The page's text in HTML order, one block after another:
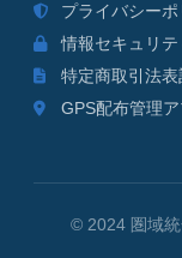
プライバシーポ
情報セキュリ
特定商取引法表
GPS配布管理ア
© 2024 圏域